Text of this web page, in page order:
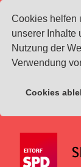
Cookies helfen
unserer Inhalte
Nutzung der
Verwendung
Cookies
springen